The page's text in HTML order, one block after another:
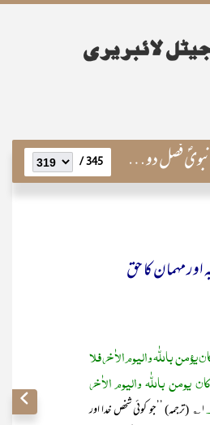
کے آئینے میں) 345 /
اور مہمان کا حق
یؤمن باللّٰہ والیوم الاٰخر فلا
یومن باللّٰہ والیوم الاٰخر
۱؎ (ترجمہ) ’’جو کوئی شخص خدا اور